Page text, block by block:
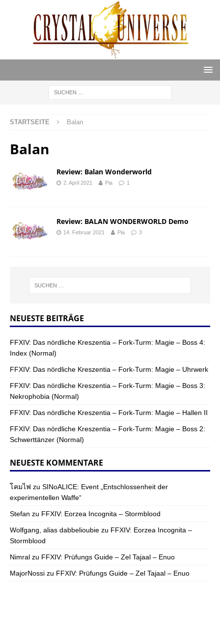
STARTSEITE Balan
Balan
Review: Balan Wonderworld
2. April 2021 Pia 1
Review: BALAN WONDERWORLD Demo
14. Februar 2021 Pia 3
NEUESTE BEITRÄGE
FFXIV: Das nördliche Kreszentia – Fork-Turm: Magie – Boss 4:
Index (Normal)
FFXIV: Das nördliche Kreszentia – Fork-Turm: Magie – Uhrwerk
FFXIV: Das nördliche Kreszentia – Fork-Turm: Magie – Boss 3:
Nekrophobia (Normal)
FFXIV: Das nördliche Kreszentia – Fork-Turm: Magie – Hallen II
FFXIV: Das nördliche Kreszentia – Fork-Turm: Magie – Boss 2:
Schwerttänzer (Normal)
NEUESTE KOMMENTARE
โคมไฟ zu SINoALICE: Event „Entschlossenheit der
experimentellen Waffe“
Stefan zu FFXIV: Eorzea Incognita – Stormblood
Wolfgang, alias dabbelioubie zu FFXIV: Eorzea Incognita –
Stormblood
Nimral zu FFXIV: Prüfungs Guide – Zel Tajaal – Enuo
MajorNossi zu FFXIV: Prüfungs Guide – Zel Tajaal – Enuo